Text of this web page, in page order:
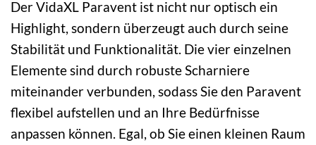
Der VidaXL Paravent ist nicht nur optisch ein
Highlight, sondern überzeugt auch durch seine
Stabilität und Funktionalität. Die vier einzelnen
Elemente sind durch robuste Scharniere
miteinander verbunden, sodass Sie den Paravent
flexibel aufstellen und an Ihre Bedürfnisse
anpassen können. Egal, ob Sie einen kleinen Raum